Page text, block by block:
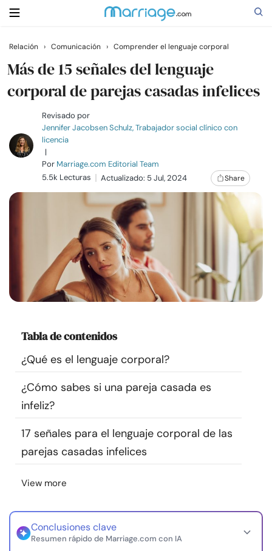
Buscar
Casarse
Relaciones
Familia
Recursos
Encuentra un terapeuta
Idioma
Sobre nosotros Contáctanos Escríbenos
Publicidad con
nosotros
Relación › Comunicación › Comprender el lenguaje corporal
Más de 15 señales del lenguaje
corporal de parejas casadas infelices
Revisado por
Jennifer Jacobsen Schulz, Trabajador social clínico con
licencia
|
Por Marriage.com Editorial Team
5.5k Lecturas
Actualizado: 5 Jul, 2024 Share
Tabla de contenidos
¿Qué es el lenguaje corporal?
¿Cómo sabes si una pareja casada es
infeliz?
17 señales para el lenguaje corporal de las
parejas casadas infelices
View more
Conclusiones clave
Resumen rápido de Marriage.com con IA